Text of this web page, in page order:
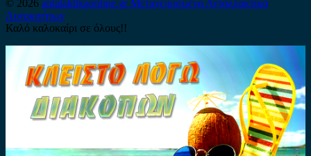
© 2026 antalaktikaonline.grΜεταχειρισμένα Ανταλλακτικά
Αυτοκινήτων
Καλό καλοκαίρι σε όλους!!